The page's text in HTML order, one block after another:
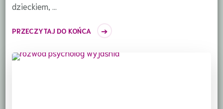
dzieckiem, …
PRZECZYTAJ DO KOŃCA